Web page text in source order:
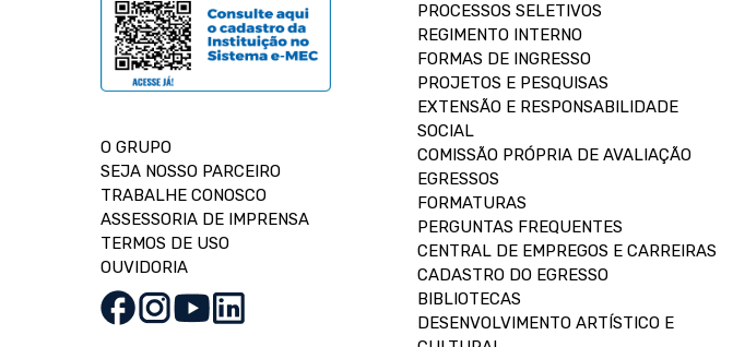
O GRUPO
SEJA NOSSO PARCEIRO
TRABALHE CONOSCO
ASSESSORIA DE IMPRENSA
TERMOS DE USO
OUVIDORIA
PROCESSOS SELETIVOS
REGIMENTO INTERNO
FORMAS DE INGRESSO
PROJETOS E PESQUISAS
EXTENSÃO E RESPONSABILIDADE
SOCIAL
COMISSÃO PRÓPRIA DE AVALIAÇÃO
EGRESSOS
FORMATURAS
PERGUNTAS FREQUENTES
CENTRAL DE EMPREGOS E CARREIRAS
CADASTRO DO EGRESSO
BIBLIOTECAS
DESENVOLVIMENTO ARTÍSTICO E